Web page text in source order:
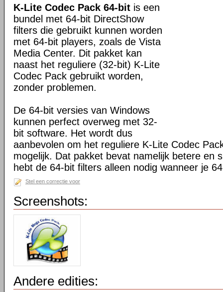
K-Lite Codec Pack 64-bit is een
bundel met 64-bit DirectShow
filters die gebruikt kunnen worden
met 64-bit players, zoals de Vista
Media Center. Dit pakket kan
naast het reguliere (32-bit) K-Lite
Codec Pack gebruikt worden,
zonder problemen.
De 64-bit versies van Windows
kunnen perfect overweg met 32-
bit software. Het wordt dus
aanbevolen om het reguliere K-Lite Codec
mogelijk. Dat pakket bevat namelijk betere en
hebt de 64-bit filters alleen nodig wanneer je
Stel een correctie voor
Screenshots:
Andere edities: